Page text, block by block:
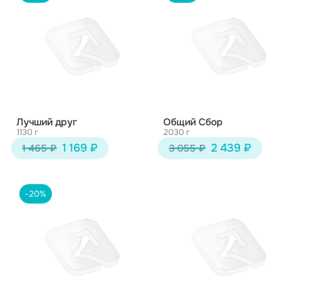
Лучший друг
1130 г
1 465 ₽ 1 169 ₽
Общий Сбор
2030 г
3 055 ₽ 2 439 ₽
-20%